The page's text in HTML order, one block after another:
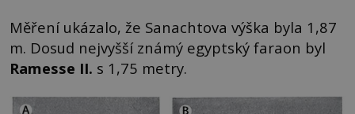
Měření ukázalo, že Sanachtova výška byla 1,87
m. Dosud nejvyšší známý egyptský faraon byl
Ramesse II. s 1,75 metry.